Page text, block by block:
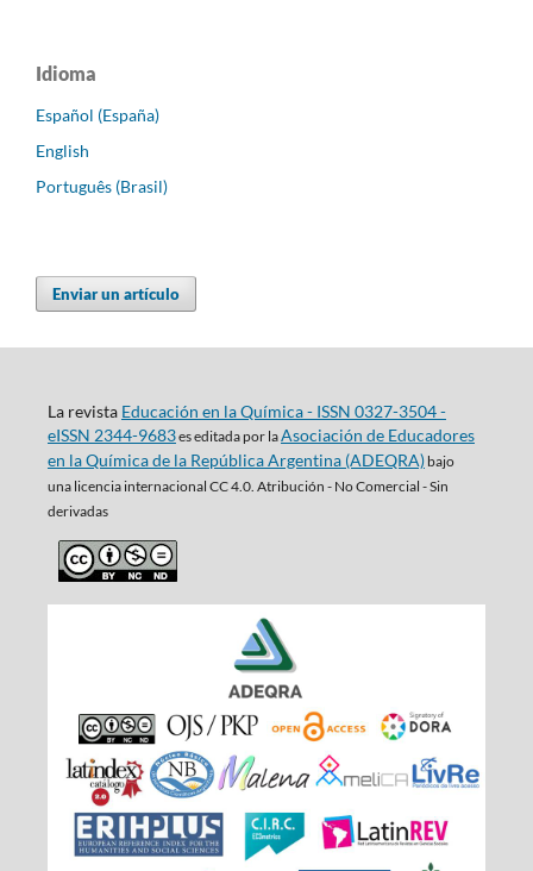
Idioma
Español (España)
English
Português (Brasil)
Enviar un artículo
La revista Educación en la Química - ISSN 0327-3504 -
eISSN 2344-9683es editada por laAsociación de Educadores
en la Química de la República Argentina (ADEQRA)bajo
una licencia internacional CC 4.0. Atribución - No Comercial - Sin
derivadas